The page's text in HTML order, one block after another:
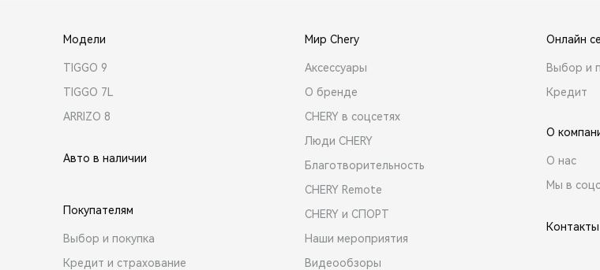
Модели
TIGGO 9
TIGGO 7L
ARRIZO 8
Авто в наличии
Покупателям
Выбор и покупка
Кредит и страхование
Мир Chery
Аксессуары
О бренде
CHERY в соцсетях
Люди CHERY
Благотворительность
CHERY Remote
CHERY и СПОРТ
Наши мероприятия
Видеообзоры
Онлайн
Выбор и
Кредит
О
О нас
Мы в
Контакты